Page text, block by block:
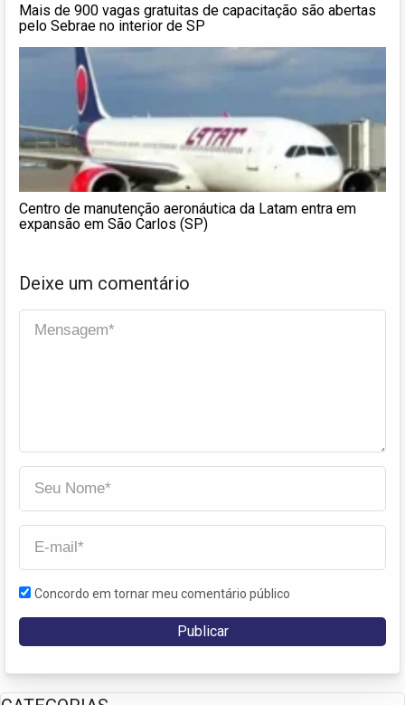
Mais de 900 vagas gratuitas de capacitação são abertas
pelo Sebrae no interior de SP
Centro de manutenção aeronáutica da Latam entra em
expansão em São Carlos (SP)
Deixe um comentário
Concordo em tornar meu comentário público